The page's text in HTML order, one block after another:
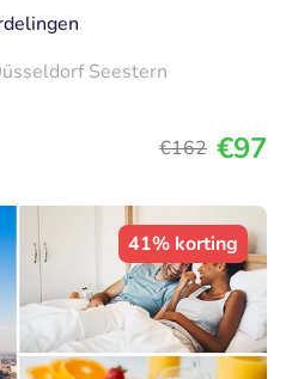
Seestern
€162 €97
41% korting